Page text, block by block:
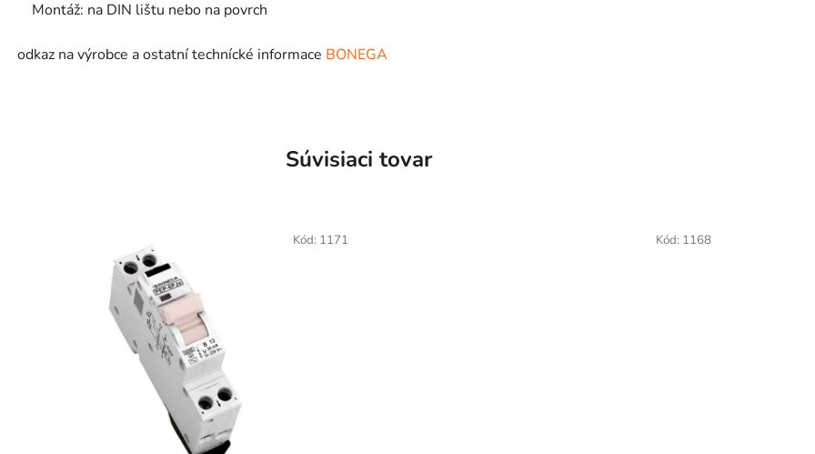
Montáž: na DIN lištu nebo na povrch
odkaz na výrobce a ostatní technícké informace BONEGA
Súvisiaci tovar
Kód: 1171 Kód: 1168